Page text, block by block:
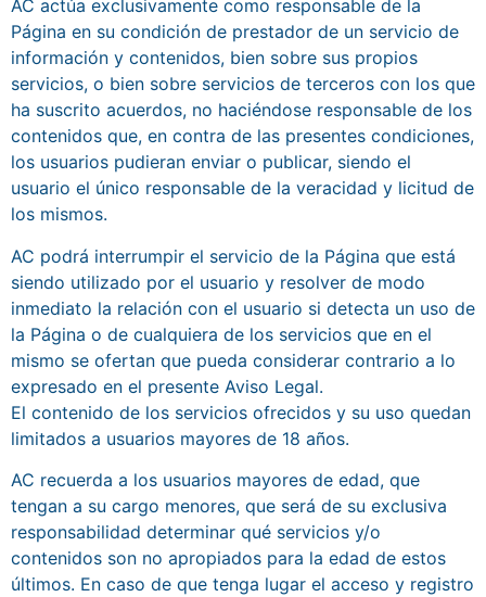
AC actúa exclusivamente como responsable de la
Página en su condición de prestador de un servicio de
información y contenidos, bien sobre sus propios
servicios, o bien sobre servicios de terceros con los que
ha suscrito acuerdos, no haciéndose responsable de los
contenidos que, en contra de las presentes condiciones,
los usuarios pudieran enviar o publicar, siendo el
usuario el único responsable de la veracidad y licitud de
los mismos.
AC podrá interrumpir el servicio de la Página que está
siendo utilizado por el usuario y resolver de modo
inmediato la relación con el usuario si detecta un uso de
la Página o de cualquiera de los servicios que en el
mismo se ofertan que pueda considerar contrario a lo
expresado en el presente Aviso Legal.
El contenido de los servicios ofrecidos y su uso quedan
limitados a usuarios mayores de 18 años.
AC recuerda a los usuarios mayores de edad, que
tengan a su cargo menores, que será de su exclusiva
responsabilidad determinar qué servicios y/o
contenidos son no apropiados para la edad de estos
últimos. En caso de que tenga lugar el acceso y registro